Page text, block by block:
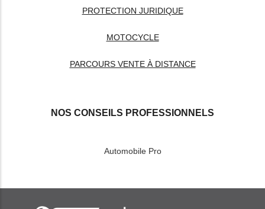
PROTECTION JURIDIQUE
MOTOCYCLE
PARCOURS VENTE À DISTANCE
NOS CONSEILS PROFESSIONNELS
Automobile Pro